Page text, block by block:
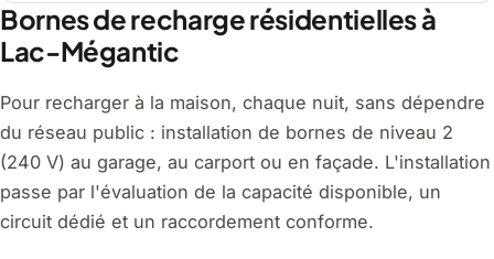
Bornes de recharge résidentielles à
Lac-Mégantic
Pour recharger à la maison, chaque nuit, sans dépendre
du réseau public : installation de bornes de niveau 2
(240 V) au garage, au carport ou en façade. L'installation
passe par l'évaluation de la capacité disponible, un
circuit dédié et un raccordement conforme.